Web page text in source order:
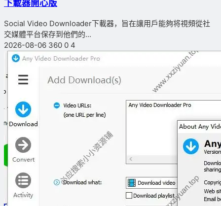
下載器開心版
Social Video Downloader下載器，旨在讓用戶能夠将視頻從社
交媒體平台保存到他們的...
2026-08-06 360 0 4